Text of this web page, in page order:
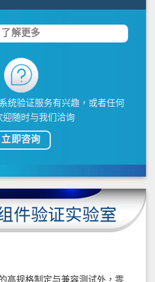
了解更多
统验证服务有兴趣，或者任何
迎随时与我们洽询
立即咨询
高规格制定与兼容测试外，零